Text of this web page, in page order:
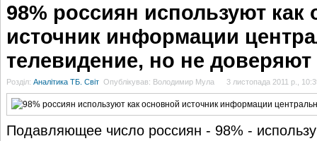
98% россиян используют как
источник информации
телевидение, но не доверяют
Розділ: Аналітика ТБ. Світ Опублікував: Володимир Мула 3 листопада 2011 р.,
Подавляющее число россиян - 98% -